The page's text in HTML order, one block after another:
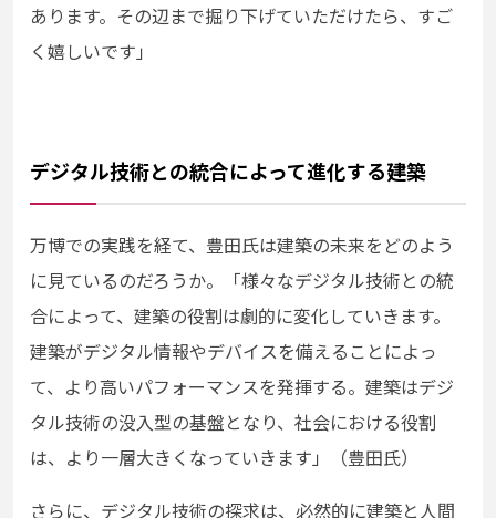
あります。その辺まで掘り下げていただけたら、すご
く嬉しいです」
デジタル技術との統合によって進化する建築
万博での実践を経て、豊田氏は建築の未来をどのよう
に見ているのだろうか。「様々なデジタル技術との統
合によって、建築の役割は劇的に変化していきます。
建築がデジタル情報やデバイスを備えることによっ
て、より高いパフォーマンスを発揮する。建築はデジ
タル技術の没入型の基盤となり、社会における役割
は、より一層大きくなっていきます」（豊田氏）
さらに、デジタル技術の探求は、必然的に建築と人間